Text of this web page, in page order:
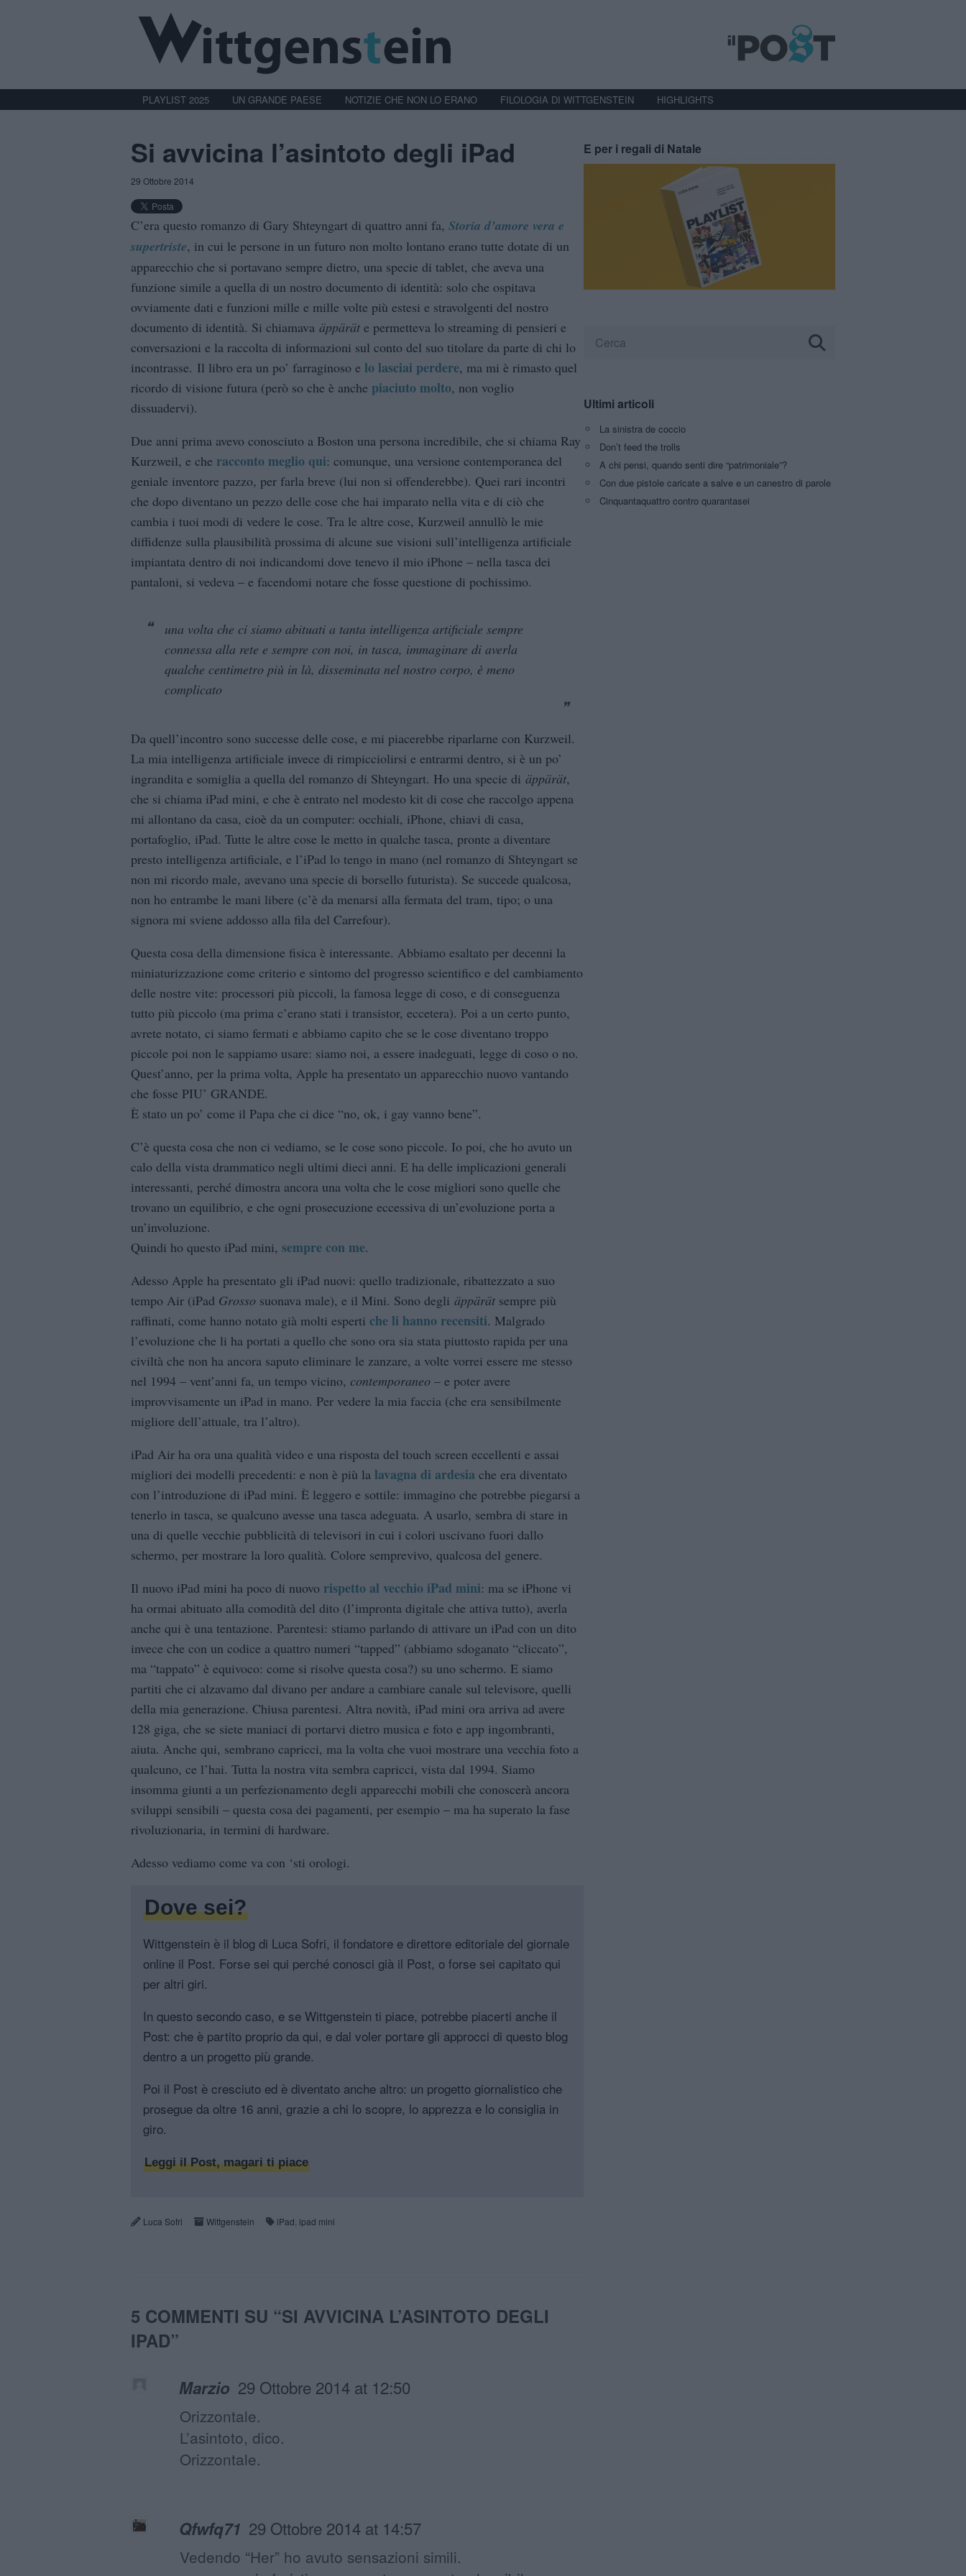
PLAYLIST 2025 UN GRANDE PAESE NOTIZIE CHE NON LO ERANO FILOLOGIA DI WITTGENSTEIN HIGHLIGHTS
Si avvicina l’asintoto degli iPad
29 Ottobre 2014
C’era questo romanzo di Gary Shteyngart di quattro anni fa, Storia d’amore vera e
supertriste, in cui le persone in un futuro non molto lontano erano tutte dotate di un
apparecchio che si portavano sempre dietro, una specie di tablet, che aveva una
funzione simile a quella di un nostro documento di identità: solo che ospitava
ovviamente dati e funzioni mille e mille volte più estesi e stravolgenti del nostro
documento di identità. Si chiamava äppärät e permetteva lo streaming di pensieri e
conversazioni e la raccolta di informazioni sul conto del suo titolare da parte di chi lo
incontrasse. Il libro era un po’ farraginoso e lo lasciai perdere, ma mi è rimasto quel
ricordo di visione futura (però so che è anche piaciuto molto, non voglio
dissuadervi).
Due anni prima avevo conosciuto a Boston una persona incredibile, che si chiama Ray
Kurzweil, e che racconto meglio qui: comunque, una versione contemporanea del
geniale inventore pazzo, per farla breve (lui non si offenderebbe). Quei rari incontri
che dopo diventano un pezzo delle cose che hai imparato nella vita e di ciò che
cambia i tuoi modi di vedere le cose. Tra le altre cose, Kurzweil annullò le mie
diffidenze sulla plausibilità prossima di alcune sue visioni sull’intelligenza artificiale
impiantata dentro di noi indicandomi dove tenevo il mio iPhone – nella tasca dei
pantaloni, si vedeva – e facendomi notare che fosse questione di pochissimo.
una volta che ci siamo abituati a tanta intelligenza artificiale sempre
connessa alla rete e sempre con noi, in tasca, immaginare di averla
qualche centimetro più in là, disseminata nel nostro corpo, è meno
complicato
Da quell’incontro sono successe delle cose, e mi piacerebbe riparlarne con Kurzweil.
La mia intelligenza artificiale invece di rimpicciolirsi e entrarmi dentro, si è un po’
ingrandita e somiglia a quella del romanzo di Shteyngart. Ho una specie di äppärät,
che si chiama iPad mini, e che è entrato nel modesto kit di cose che raccolgo appena
mi allontano da casa, cioè da un computer: occhiali, iPhone, chiavi di casa,
portafoglio, iPad. Tutte le altre cose le metto in qualche tasca, pronte a diventare
presto intelligenza artificiale, e l’iPad lo tengo in mano (nel romanzo di Shteyngart se
non mi ricordo male, avevano una specie di borsello futurista). Se succede qualcosa,
non ho entrambe le mani libere (c’è da menarsi alla fermata del tram, tipo; o una
signora mi sviene addosso alla fila del Carrefour).
Questa cosa della dimensione fisica è interessante. Abbiamo esaltato per decenni la
miniaturizzazione come criterio e sintomo del progresso scientifico e del cambiamento
delle nostre vite: processori più piccoli, la famosa legge di coso, e di conseguenza
tutto più piccolo (ma prima c’erano stati i transistor, eccetera). Poi a un certo punto,
avrete notato, ci siamo fermati e abbiamo capito che se le cose diventano troppo
piccole poi non le sappiamo usare: siamo noi, a essere inadeguati, legge di coso o no.
Quest’anno, per la prima volta, Apple ha presentato un apparecchio nuovo vantando
che fosse PIU’ GRANDE.
È stato un po’ come il Papa che ci dice “no, ok, i gay vanno bene”.
C’è questa cosa che non ci vediamo, se le cose sono piccole. Io poi, che ho avuto un
calo della vista drammatico negli ultimi dieci anni. E ha delle implicazioni generali
interessanti, perché dimostra ancora una volta che le cose migliori sono quelle che
trovano un equilibrio, e che ogni prosecuzione eccessiva di un’evoluzione porta a
un’involuzione.
Quindi ho questo iPad mini, sempre con me.
Adesso Apple ha presentato gli iPad nuovi: quello tradizionale, ribattezzato a suo
tempo Air (iPad Grosso suonava male), e il Mini. Sono degli äppärät sempre più
raffinati, come hanno notato già molti esperti che li hanno recensiti. Malgrado
l’evoluzione che li ha portati a quello che sono ora sia stata piuttosto rapida per una
civiltà che non ha ancora saputo eliminare le zanzare, a volte vorrei essere me stesso
nel 1994 – vent’anni fa, un tempo vicino, contemporaneo – e poter avere
improvvisamente un iPad in mano. Per vedere la mia faccia (che era sensibilmente
migliore dell’attuale, tra l’altro).
iPad Air ha ora una qualità video e una risposta del touch screen eccellenti e assai
migliori dei modelli precedenti: e non è più la lavagna di ardesia che era diventato
con l’introduzione di iPad mini. È leggero e sottile: immagino che potrebbe piegarsi a
tenerlo in tasca, se qualcuno avesse una tasca adeguata. A usarlo, sembra di stare in
una di quelle vecchie pubblicità di televisori in cui i colori uscivano fuori dallo
schermo, per mostrare la loro qualità. Colore semprevivo, qualcosa del genere.
Il nuovo iPad mini ha poco di nuovo rispetto al vecchio iPad mini: ma se iPhone vi
ha ormai abituato alla comodità del dito (l’impronta digitale che attiva tutto), averla
anche qui è una tentazione. Parentesi: stiamo parlando di attivare un iPad con un dito
invece che con un codice a quattro numeri “tapped” (abbiamo sdoganato “cliccato”,
ma “tappato” è equivoco: come si risolve questa cosa?) su uno schermo. E siamo
partiti che ci alzavamo dal divano per andare a cambiare canale sul televisore, quelli
della mia generazione. Chiusa parentesi. Altra novità, iPad mini ora arriva ad avere
128 giga, che se siete maniaci di portarvi dietro musica e foto e app ingombranti,
aiuta. Anche qui, sembrano capricci, ma la volta che vuoi mostrare una vecchia foto a
qualcuno, ce l’hai. Tutta la nostra vita sembra capricci, vista dal 1994. Siamo
insomma giunti a un perfezionamento degli apparecchi mobili che conoscerà ancora
sviluppi sensibili – questa cosa dei pagamenti, per esempio – ma ha superato la fase
rivoluzionaria, in termini di hardware.
Adesso vediamo come va con ‘sti orologi.
Dove sei?
Wittgenstein è il blog di Luca Sofri, il fondatore e direttore editoriale del giornale
online il Post. Forse sei qui perché conosci già il Post, o forse sei capitato qui
per altri giri.
In questo secondo caso, e se Wittgenstein ti piace, potrebbe piacerti anche il
Post: che è partito proprio da qui, e dal voler portare gli approcci di questo blog
dentro a un progetto più grande.
Poi il Post è cresciuto ed è diventato anche altro: un progetto giornalistico che
prosegue da oltre 16 anni, grazie a chi lo scopre, lo apprezza e lo consiglia in
giro.
Leggi il Post, magari ti piace
Luca Sofri Wittgenstein iPad ipad mini
5 COMMENTI SU “SI AVVICINA L’ASINTOTO DEGLI
IPAD”
Marzio 29 Ottobre 2014 at 12:50
Orizzontale.
L’asintoto, dico.
Orizzontale.
Qfwfq71 29 Ottobre 2014 at 14:57
Vedendo “Her” ho avuto sensazioni simili.
E per i regali di Natale
Ultimi articoli
La sinistra de coccio
Don’t feed the trolls
A chi pensi, quando senti dire “patrimoniale”?
Con due pistole caricate a salve e un canestro di parole
Cinquantaquattro contro quarantasei